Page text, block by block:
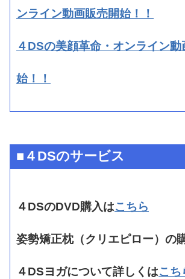
ンライン動画販売開始！！
４DSの美顔革命・オンライン動
始！！
■４DSのサービス
４DSのDVD購入はこちら
姿勢矯正枕（クリエピロー）の
４DSヨガについて詳しくはこち